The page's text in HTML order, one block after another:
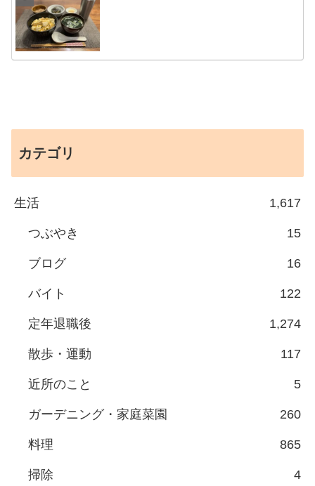
カテゴリ
生活 1,617
つぶやき 15
ブログ 16
バイト 122
定年退職後 1,274
散歩・運動 117
近所のこと 5
ガーデニング・家庭菜園 260
料理 865
掃除 4